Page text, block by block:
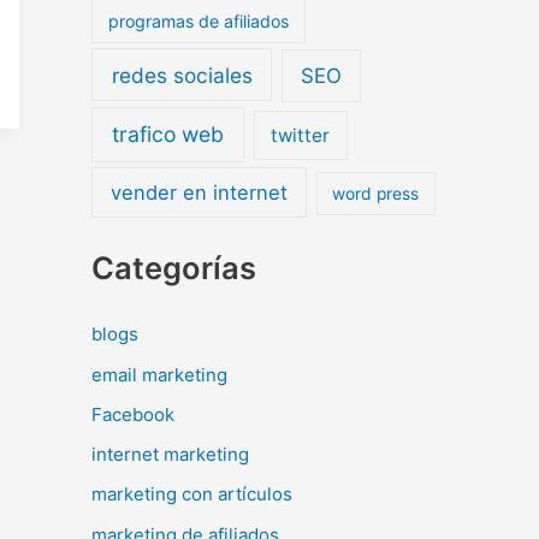
programas de afiliados
redes sociales SEO
trafico web twitter
vender en internet word press
Categorías
blogs
email marketing
Facebook
internet marketing
marketing con artículos